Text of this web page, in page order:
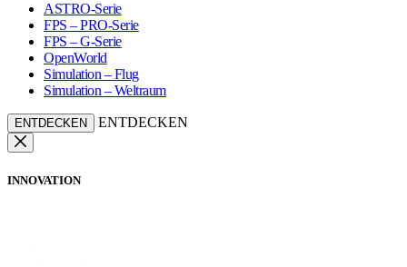
ASTRO-Serie
FPS – PRO-Serie
FPS – G-Serie
OpenWorld
Simulation – Flug
Simulation – Weltraum
ENTDECKEN ENTDECKEN
INNOVATION